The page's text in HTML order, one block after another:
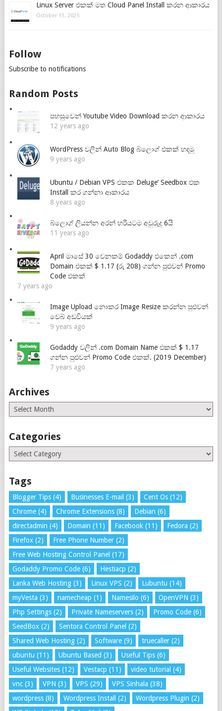
Linux Server එකක් මත Cloud Panel Install කරන ආකාරය
October 11, 2025
Follow
Subscribe to notifications
Random Posts
පහසුවෙන් Youtube Video Download කරන ආකාරය
12 years ago
WordPress වලින් Auto Blog බ්ලොග් එකක් හදමු
9 years ago
Ubuntu / Debian VPS එකක Deluge’ Seedbox එක
Install කර ගන්නා ආකාරය
8 years ago
බ්ලොග් ලියන්න අරන් හරියටම අවුරුදු 6යි
11 years ago
April මාසේ 30 වෙනකම් Godaddy එකෙන් .com
Domain එකක් $ 1.17 (රු 208) ගන්න පුළුවන් Promo
Code එකක්
7 years ago
Image Upload නොකර Image Resize කරන්න පුළුවන්
වෙබ් අඩවියක්
9 years ago
Godaddy වලින් .com Domain Name එකක් $ 1.17
ගන්න පුළුවන් Promo Code එකක්. (2019 December)
7 years ago
Archives
Archives
Categories
Categories
Tags
Blogger Tips(4) Businesses E-mail (3) Cent Os(12)
Chrome(4) Chrome Extensions(8) Debian (6)
directadmin (4) Domain (11) Facebook (11) Fedora (2)
Firefox(2) Free Phone Number(2)
Free Web Hosting Control Panel (17)
Godaddy Promo Code(6) Hestiacp (2)
Lanka Web Hosting(3) Linux VPS (2) Lubuntu (14)
myVesta (3) namecheap (1) Namesilo (6) OpenVPN (3)
Php Settings(2) Private Nameservers(2) Promo Code(6)
SeedBox(2) Sentora Control Panel (2)
Shared Web Hosting(2) Software(9) truecaller(2)
ubuntu (11) Ubuntu Based (3) Useful Tips(6)
Useful Websites(12) Vestacp (11) video tutorial (4)
vnc(3) VPN (3) VPS (29) VPS Sinhala (38)
wordpress(8) Wordpress Install (2) Wordpress Plugin (2)